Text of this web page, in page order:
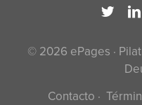
© 2026 ePages ·
Contacto ·